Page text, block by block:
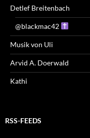
Detlef Breitenbach
@blackmac42
Musik von Uli
Arvid A. Doerwald
Kathi
RSS-FEEDS